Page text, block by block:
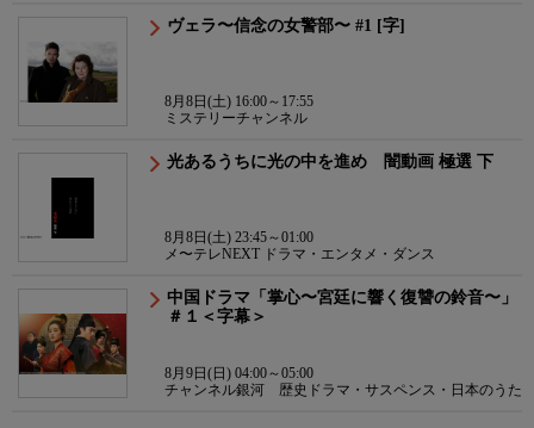
ヴェラ〜信念の女警部〜 #1 [字]
8月8日(土) 16:00～17:55
ミステリーチャンネル
光あるうちに光の中を進め 闇動画 極選 下
8月8日(土) 23:45～01:00
メ〜テレNEXT ドラマ・エンタメ・ダンス
中国ドラマ「掌心〜宮廷に響く復讐の鈴音〜」
＃１＜字幕＞
8月9日(日) 04:00～05:00
チャンネル銀河 歴史ドラマ・サスペンス・日本のうた